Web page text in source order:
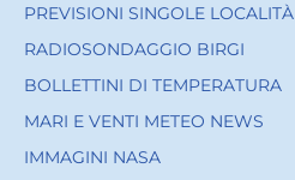
PREVISIONI SINGOLE LOCALITÀ
RADIOSONDAGGIO BIRGI
BOLLETTINI DI TEMPERATURA
MARI E VENTI METEO NEWS
IMMAGINI NASA